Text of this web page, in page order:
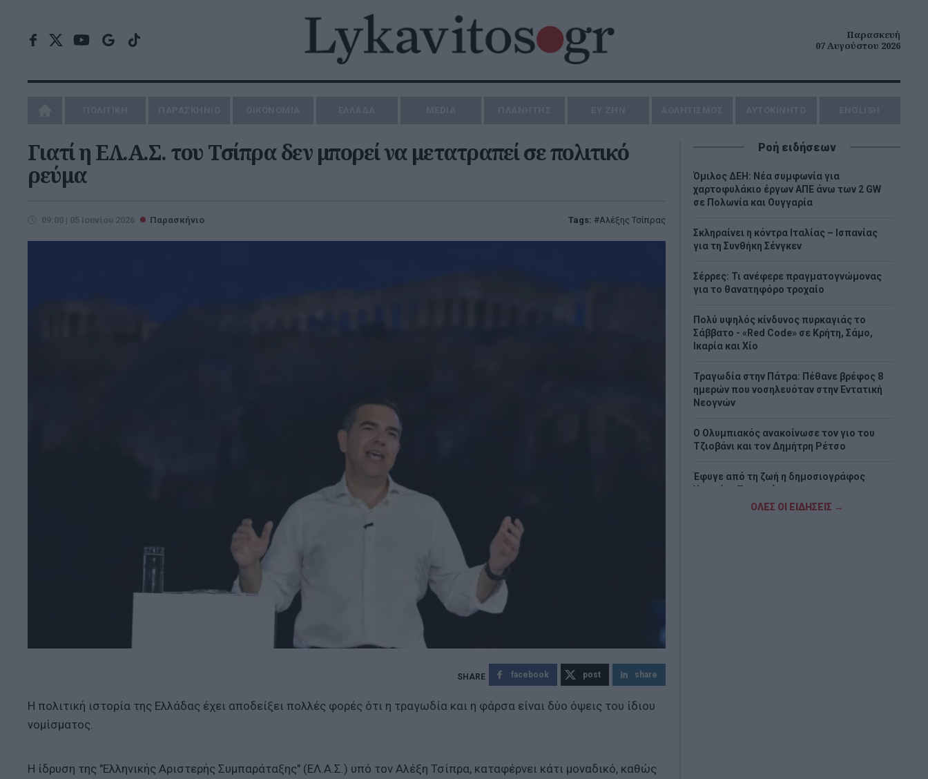
Παρασκευή
07 Αυγούστου 2026
Γιατί η ΕΛ.Α.Σ. του Τσίπρα δεν μπορεί να μετατραπεί σε πολιτικό
ρεύμα
09:00 | 05 Ιουνίου 2026 Παρασκήνιο Tags: Αλέξης Τσίπρας
facebook post share
Η πολιτική ιστορία της Ελλάδας έχει αποδείξει πολλές φορές ότι η τραγωδία και η φάρσα είναι δύο όψεις του ίδιου
νομίσματος.
Η ίδρυση της "Ελληνικής Αριστερής Συμπαράταξης" (ΕΛ.Α.Σ.) υπό τον Αλέξη Τσίπρα, καταφέρνει κάτι μοναδικό, καθώς
Ροή ειδήσεων
Όμιλος ΔΕΗ: Νέα συμφωνία για
χαρτοφυλάκιο έργων ΑΠΕ άνω των 2 GW
σε Πολωνία και Ουγγαρία
Σκληραίνει η κόντρα Ιταλίας – Ισπανίας
για τη Συνθήκη Σένγκεν
Σέρρες: Τι ανέφερε πραγματογνώμονας
για το θανατηφόρο τροχαίο
Πολύ υψηλός κίνδυνος πυρκαγιάς το
Σάββατο - «Red Code» σε Κρήτη, Σάμο,
Ικαρία και Χίο
Τραγωδία στην Πάτρα: Πέθανε βρέφος 8
ημερών που νοσηλευόταν στην Εντατική
Νεογνών
O Ολυμπιακός ανακοίνωσε τον γιο του
Τζιοβάνι και τον Δημήτρη Ρέτσο
Έφυγε από τη ζωή η δημοσιογράφος
Χριστίνα Πιτουρά
ΟΛΕΣ ΟΙ ΕΙΔΗΣΕΙΣ →